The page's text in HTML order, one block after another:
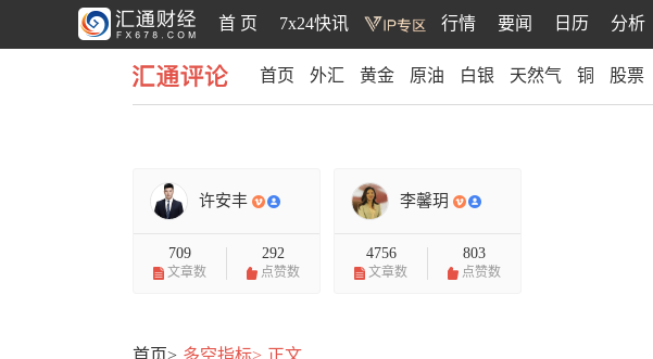
首 页 7x24快讯 行情 要闻 日历 分析
首页 外汇 黄金 原油 白银 天然气 铜 股票
许安丰
709
文章数
292
点赞数
李馨玥
4756
文章数
803
点赞数
首页> 多空指标> 正文